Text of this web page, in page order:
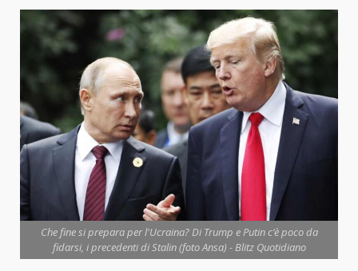
Che fine si prepara per l'Ucraina? Di Trump e Putin c’è poco da
fidarsi, i precedenti di Stalin (foto Ansa) - Blitz Quotidiano